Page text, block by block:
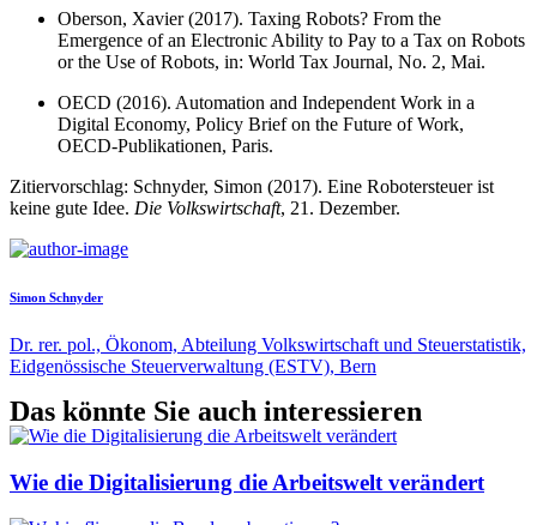
Oberson, Xavier (2017). Taxing Robots? From the
Emergence of an Electronic Ability to Pay to a Tax on Robots
or the Use of Robots, in: World Tax Journal, No. 2, Mai.
OECD (2016). Automation and Independent Work in a
Digital Economy, Policy Brief on the Future of Work,
OECD-Publikationen, Paris.
Zitiervorschlag: Schnyder, Simon (2017). Eine Robotersteuer ist
keine gute Idee. Die Volkswirtschaft, 21. Dezember.
Simon Schnyder
Dr. rer. pol., Ökonom, Abteilung Volkswirtschaft und Steuerstatistik,
Eidgenössische Steuerverwaltung (ESTV), Bern
Das könnte Sie auch interessieren
Wie die Digitalisierung die Arbeitswelt verändert